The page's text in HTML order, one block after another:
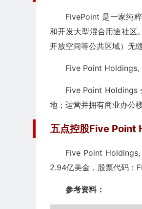
FivePoint 是一家纯
和开发大型混合用途社区
开放空间等公共区域）无缝
Five Point Holdings,
Five Point Holdings
地；运营并拥有商业办公
五点控股Five Point
Five Point Holdings,
2.94亿美金，股票代码：
参考资料：